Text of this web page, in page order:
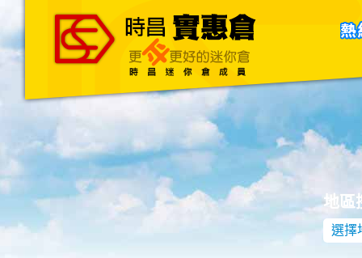
主頁 關於我們 聯絡我們
地區
選擇